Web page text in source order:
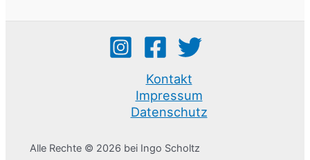
Kontakt
Impressum
Datenschutz
Alle Rechte © 2026 bei Ingo Scholtz